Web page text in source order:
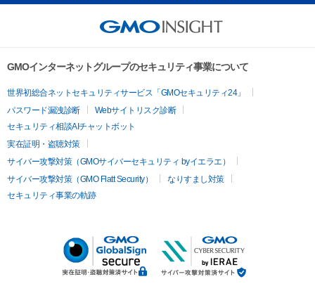
GMOインターネットグループのセキュリティ事業について
世界初総合ネットセキュリティサービス「GMOセキュリティ24」
パスワード漏洩診断
Webサイトリスク診断
セキュリティ相談AIチャットボット
実在証明・盗聴対策
サイバー攻撃対策（GMOサイバーセキュリティ byイエラエ）
サイバー攻撃対策（GMO Flatt Security）
なりすまし対策
セキュリティ事業の軌跡